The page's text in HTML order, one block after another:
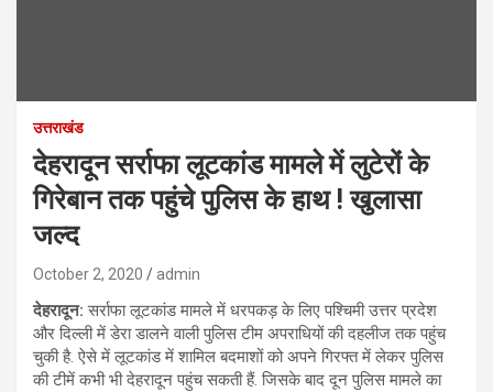
उत्तराखंड
देहरादून सर्राफा लूटकांड मामले में लुटेरों के
गिरेबान तक पहुंचे पुलिस के हाथ ! खुलासा
जल्द
October 2, 2020 admin
देहरादून:सर्राफा लूटकांड मामले में धरपकड़ के लिए पश्चिमी उत्तर प्रदेश
और दिल्ली में डेरा डालने वाली पुलिस टीम अपराधियों की दहलीज तक पहुंच
चुकी है. ऐसे में लूटकांड में शामिल बदमाशों को अपने गिरफ्त में लेकर पुलिस
की टीमें कभी भी देहरादून पहुंच सकती हैं. जिसके बाद दून पुलिस मामले का